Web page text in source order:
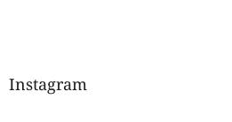
Instagram